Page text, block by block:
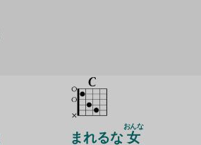
まれるな 女
おんな